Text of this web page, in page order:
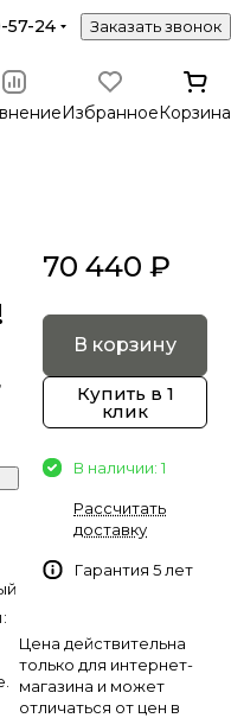
57-24 Заказать звонок
ИзбранноеКорзина
:
70 440 ₽
В корзину
Купить в 1
клик
В наличии: 1
Рассчитать
доставку
Гарантия 5 лет
Цена действительна
только для интернет-
магазина и может
отличаться от цен в